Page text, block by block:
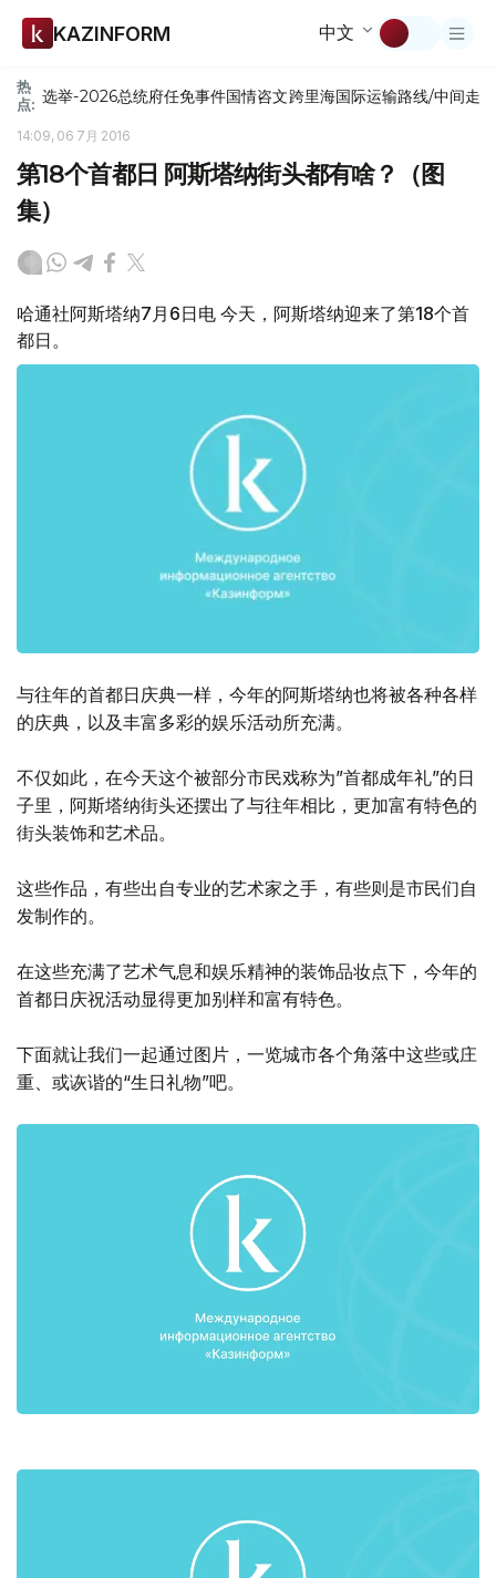
KAZINFORM 中文
热
点: 选举-2026总统府任免事件国情咨文跨里海国际运输路线/中间走廊
14:09, 06 7月 2016
第18个首都日 阿斯塔纳街头都有啥？（图
集）
哈通社阿斯塔纳7月6日电 今天，阿斯塔纳迎来了第18个首
都日。
与往年的首都日庆典一样，今年的阿斯塔纳也将被各种各样
的庆典，以及丰富多彩的娱乐活动所充满。
不仅如此，在今天这个被部分市民戏称为”首都成年礼”的日
子里，阿斯塔纳街头还摆出了与往年相比，更加富有特色的
街头装饰和艺术品。
这些作品，有些出自专业的艺术家之手，有些则是市民们自
发制作的。
在这些充满了艺术气息和娱乐精神的装饰品妆点下，今年的
首都日庆祝活动显得更加别样和富有特色。
下面就让我们一起通过图片，一览城市各个角落中这些或庄
重、或诙谐的“生日礼物”吧。